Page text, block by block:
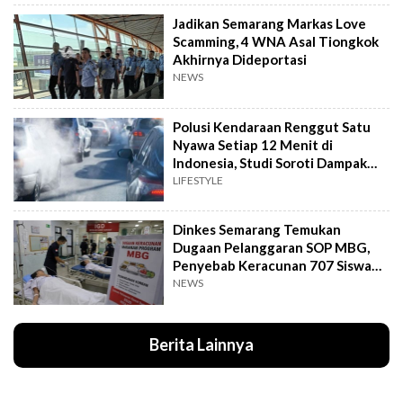
Jadikan Semarang Markas Love
Scamming, 4 WNA Asal Tiongkok
Akhirnya Dideportasi
NEWS
Polusi Kendaraan Renggut Satu
Nyawa Setiap 12 Menit di
Indonesia, Studi Soroti Dampak
Seriusnya
LIFESTYLE
Dinkes Semarang Temukan
Dugaan Pelanggaran SOP MBG,
Penyebab Keracunan 707 Siswa
Masih Diteliti
NEWS
Berita Lainnya